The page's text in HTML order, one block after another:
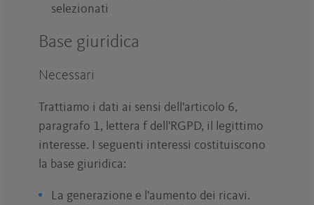
selezionati
Base giuridica
Necessari
Trattiamo i dati ai sensi dell'articolo 6,
paragrafo 1, lettera f dell'RGPD, il legittimo
interesse. I seguenti interessi costituiscono
la base giuridica:
La generazione e l'aumento dei ricavi.